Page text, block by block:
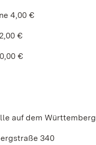
4,00 €
€
€
auf dem Württemberg
340